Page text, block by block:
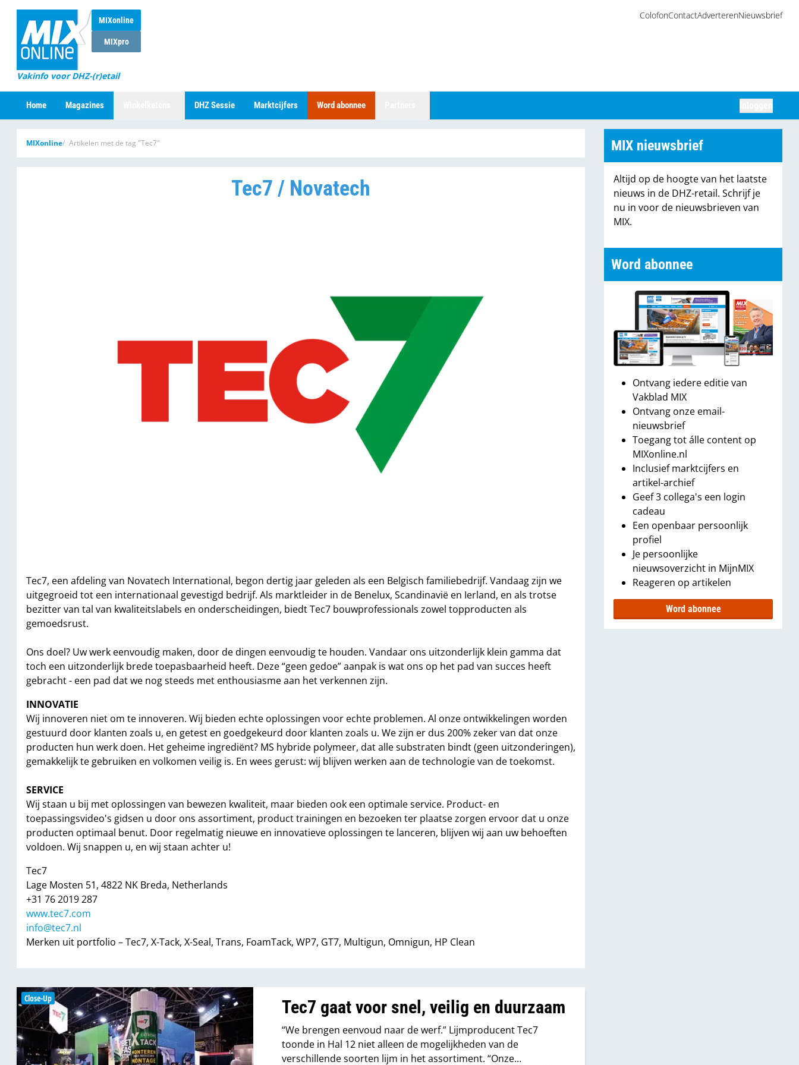
MIXonline
MIXpro
Vakinfo voor DHZ-(r)etail
ColofonContactAdverterenNieuwsbrief
Home Magazines DHZ Sessie Marktcijfers Word abonnee
MIXonline Artikelen met de tag "Tec7"
Tec7 / Novatech
Tec7, een afdeling van Novatech International, begon dertig jaar geleden als een Belgisch familiebedrijf. Vandaag zijn we
uitgegroeid tot een internationaal gevestigd bedrijf. Als marktleider in de Benelux, Scandinavië en Ierland, en als trotse
bezitter van tal van kwaliteitslabels en onderscheidingen, biedt Tec7 bouwprofessionals zowel topproducten als
gemoedsrust.
Ons doel? Uw werk eenvoudig maken, door de dingen eenvoudig te houden. Vandaar ons uitzonderlijk klein gamma dat
toch een uitzonderlijk brede toepasbaarheid heeft. Deze “geen gedoe” aanpak is wat ons op het pad van succes heeft
gebracht - een pad dat we nog steeds met enthousiasme aan het verkennen zijn.
INNOVATIE
Wij innoveren niet om te innoveren. Wij bieden echte oplossingen voor echte problemen. Al onze ontwikkelingen worden
gestuurd door klanten zoals u, en getest en goedgekeurd door klanten zoals u. We zijn er dus 200% zeker van dat onze
producten hun werk doen. Het geheime ingrediënt? MS hybride polymeer, dat alle substraten bindt (geen uitzonderingen),
gemakkelijk te gebruiken en volkomen veilig is. En wees gerust: wij blijven werken aan de technologie van de toekomst.
SERVICE
Wij staan u bij met oplossingen van bewezen kwaliteit, maar bieden ook een optimale service. Product- en
toepassingsvideo's gidsen u door ons assortiment, product trainingen en bezoeken ter plaatse zorgen ervoor dat u onze
producten optimaal benut. Door regelmatig nieuwe en innovatieve oplossingen te lanceren, blijven wij aan uw behoeften
voldoen. Wij snappen u, en wij staan achter u!
Tec7
Lage Mosten 51, 4822 NK Breda, Netherlands
+31 76 2019 287
www.tec7.com
info@tec7.nl
Merken uit portfolio – Tec7, X-Tack, X-Seal, Trans, FoamTack, WP7, GT7, Multigun, Omnigun, HP Clean
Close-Up Tec7 gaat voor snel, veilig en duurzaam
“We brengen eenvoud naar de werf.” Lijmproducent Tec7
toonde in Hal 12 niet alleen de mogelijkheden van de
verschillende soorten lijm in het assortiment. “Onze
MIX nieuwsbrief
Altijd op de hoogte van het laatste
nieuws in de DHZ-retail. Schrijf je
nu in voor de nieuwsbrieven van
MIX.
Word abonnee
Ontvang iedere editie van
Vakblad MIX
Ontvang onze email-
nieuwsbrief
Toegang tot álle content op
MIXonline.nl
Inclusief marktcijfers en
artikel-archief
Geef 3 collega's een login
cadeau
Een openbaar persoonlijk
profiel
Je persoonlijke
nieuwsoverzicht in MijnMIX
Reageren op artikelen
Word abonnee